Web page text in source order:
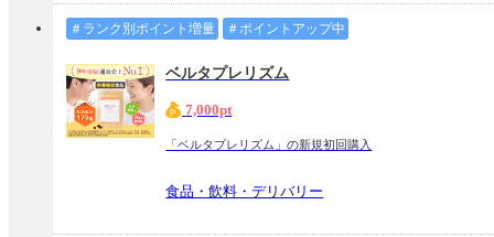
＃ランク別ポイント増量 ＃ポイントアップ中
ベルタプレリズム
7,000pt
「ベルタプレリズム」の新規初回購入
食品・飲料・デリバリー